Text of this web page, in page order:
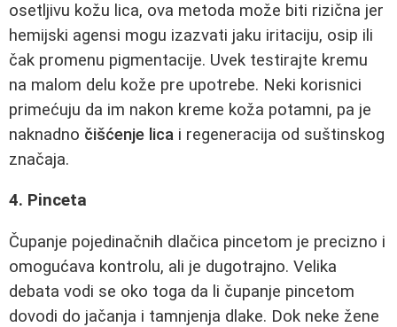
osetljivu kožu lica, ova metoda može biti rizična jer
hemijski agensi mogu izazvati jaku iritaciju, osip ili
čak promenu pigmentacije. Uvek testirajte kremu
na malom delu kože pre upotrebe. Neki korisnici
primećuju da im nakon kreme koža potamni, pa je
naknadno čišćenje lica i regeneracija od suštinskog
značaja.
4. Pinceta
Čupanje pojedinačnih dlačica pincetom je precizno i
omogućava kontrolu, ali je dugotrajno. Velika
debata vodi se oko toga da li čupanje pincetom
dovodi do jačanja i tamnjenja dlake. Dok neke žene